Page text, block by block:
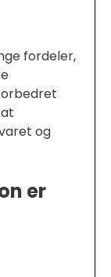
fordeler,
og
er